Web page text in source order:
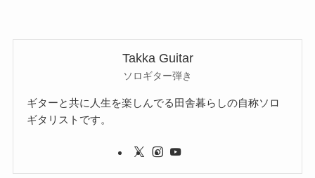
Takka Guitar
ソロギター弾き
ギターと共に人生を楽しんでる田舎暮らしの自称ソロ
ギタリストです。